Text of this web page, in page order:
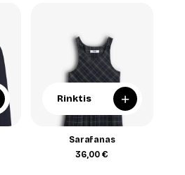
Rinktis +
Sarafanas
36,00€